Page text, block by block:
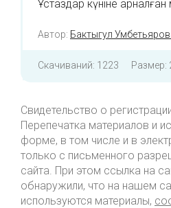
Ұстаздар күніне
Автор: Бактыгул
Скачиваний: 1223 Размер:
Свидетельство о
Перепечатка материалов и
форме, в том числе и в
только с письменного
сайта. При этом ссылка на
обнаружили, что на нашем
используются материалы,